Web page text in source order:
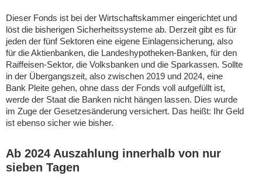
Dieser Fonds ist bei der Wirtschaftskammer eingerichtet und
löst die bisherigen Sicherheitssysteme ab. Derzeit gibt es für
jeden der fünf Sektoren eine eigene Einlagensicherung, also
für die Aktienbanken, die Landeshypotheken-Banken, für den
Raiffeisen-Sektor, die Volksbanken und die Sparkassen. Sollte
in der Übergangszeit, also zwischen 2019 und 2024, eine
Bank Pleite gehen, ohne dass der Fonds voll aufgefüllt ist,
werde der Staat die Banken nicht hängen lassen. Dies wurde
im Zuge der Gesetzesänderung versichert. Das heißt: Ihr Geld
ist ebenso sicher wie bisher.
Ab 2024 Auszahlung innerhalb von nur
sieben Tagen